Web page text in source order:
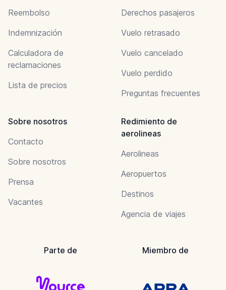
Reembolso
Indemnización
Calculadora de
reclamaciones
Lista de precios
Derechos pasajeros
Vuelo retrasado
Vuelo cancelado
Vuelo perdido
Preguntas frecuentes
Sobre nosotros
Contacto
Sobre nosotros
Prensa
Vacantes
Redimiento de
aerolineas
Aerolineas
Aeropuertos
Destinos
Agencia de viajes
Parte de Miembro de